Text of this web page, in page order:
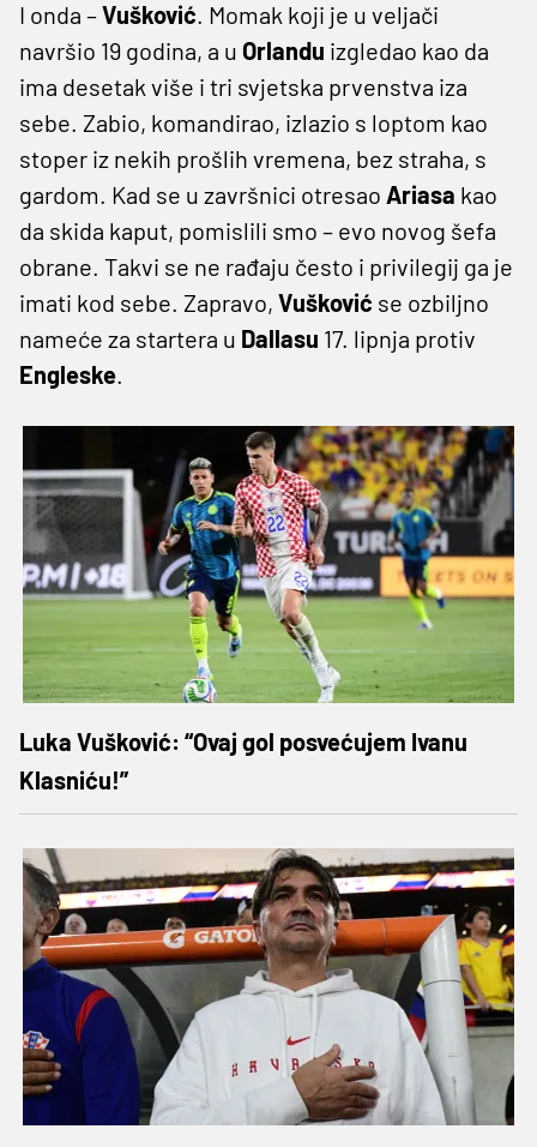
I onda –Vušković. Momak koji je u veljači
navršio 19 godina, a u Orlandu izgledao kao da
ima desetak više i tri svjetska prvenstva iza
sebe. Zabio, komandirao, izlazio s loptom kao
stoper iz nekih prošlih vremena, bez straha, s
gardom. Kad se u završnici otresao Ariasa kao
da skida kaput, pomislili smo – evo novog šefa
obrane. Takvi se ne rađaju često i privilegij ga je
imati kod sebe. Zapravo, Vušković se ozbiljno
nameće za startera u Dallasu 17. lipnja protiv
Engleske.
Luka Vušković: “Ovaj gol posvećujem Ivanu
Klasniću!”